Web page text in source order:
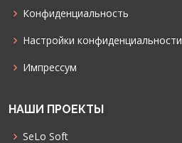
Конфиденциальность
Настройки конфиденциальности
Импрессум
НАШИ ПРОЕКТЫ
SeLo Soft